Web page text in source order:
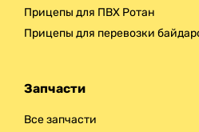
Прицепы для ПВХ Ротан
Прицепы для перевозки
Запчасти
Все запчасти